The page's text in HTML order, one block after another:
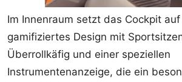
Im Innenraum setzt das Cockpit
gamifiziertes Design mit
Überrollkäfig und einer speziellen
Instrumentenanzeige, die ein